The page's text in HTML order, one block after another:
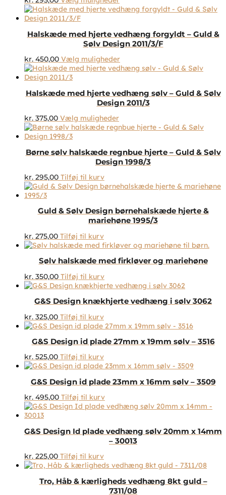
vælges
på
vare
varianter.
Mulighederne
vælges
på
Halskæde med hjerte vedhæng forgyldt – Guld &
Sølv Design 2011/3/F
kr. 450,00 Vælg mulighederDette
vare
varianter.
Mulighederne
vælges
på
Halskæde med hjerte vedhæng sølv – Guld & Sølv
Design 2011/3
kr. 375,00 Vælg mulighederDette
vare
varianter.
Mulighederne
vælges
på
Børne sølv halskæde regnbue hjerte – Guld & Sølv
Design 1998/3
kr. 295,00 Tilføj til kurv
Guld & Sølv Design børnehalskæde hjerte &
mariehøne 1995/3
kr. 275,00 Tilføj til kurv
Sølv halskæde med firkløver og mariehøne
kr. 350,00 Tilføj til kurv
G&S Design knækhjerte vedhæng i sølv 3062
kr. 325,00 Tilføj til kurv
G&S Design id plade 27mm x 19mm sølv – 3516
kr. 525,00 Tilføj til kurv
G&S Design id plade 23mm x 16mm sølv – 3509
kr. 495,00 Tilføj til kurv
G&S Design Id plade vedhæng sølv 20mm x 14mm
– 30013
kr. 225,00 Tilføj til kurv
Tro, Håb & kærligheds vedhæng 8kt guld –
7311/08